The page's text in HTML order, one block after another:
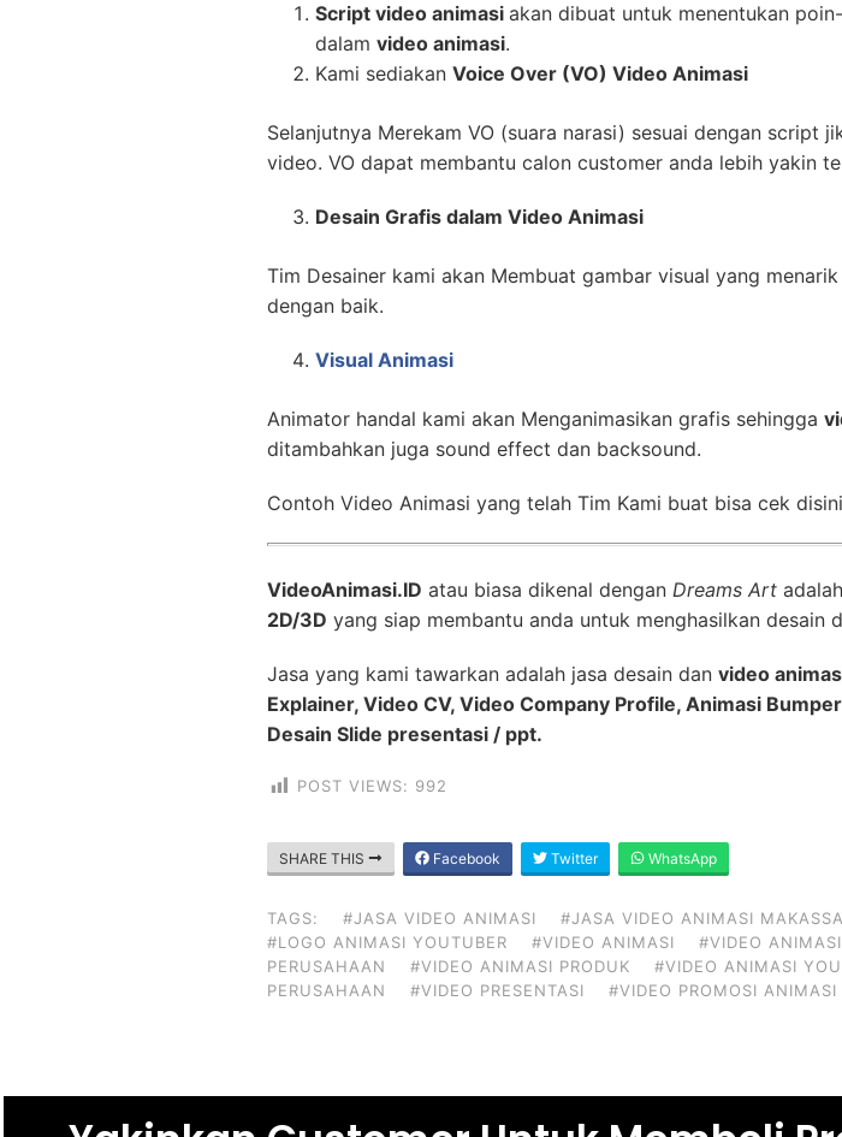
Script video animasi akan dibuat untuk menentukan
dalam video animasi.
Kami sediakan Voice Over (VO) Video Animasi
Selanjutnya Merekam VO (suara narasi) sesuai dengan script
video. VO dapat membantu calon customer anda lebih yakin
Desain Grafis dalam Video Animasi
Tim Desainer kami akan Membuat gambar visual yang
dengan baik.
Visual Animasi
Animator handal kami akan Menganimasikan grafis sehingga
ditambahkan juga sound effect dan backsound.
Contoh Video Animasi yang telah Tim Kami buat bisa cek disini
VideoAnimasi.ID atau biasa dikenal dengan Dreams Art
2D/3D yang siap membantu anda untuk menghasilkan desain
Jasa yang kami tawarkan adalah jasa desain dan video
Explainer, Video CV, Video Company Profile, Animasi
Desain Slide presentasi / ppt.
POST VIEWS: 992
SHARE THIS Facebook Twitter WhatsApp
TAGS: #JASA VIDEO ANIMASI #JASA VIDEO ANIMASI
#LOGO ANIMASI YOUTUBER
#VIDEO ANIMASI #VIDEO
PERUSAHAAN
#VIDEO ANIMASI PRODUK #VIDEO ANIMASI
PERUSAHAAN
#VIDEO PRESENTASI #VIDEO PROMOSI ANIMASI